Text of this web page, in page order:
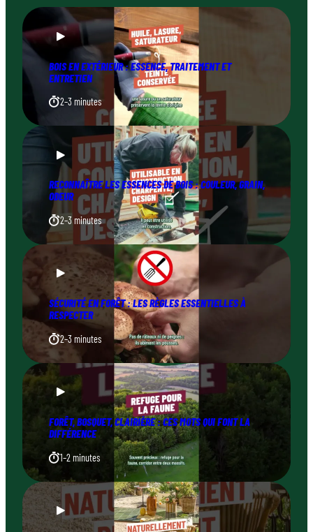
BOIS EN EXTÉRIEUR : ESSENCE, TRAITEMENT ET
ENTRETIEN
2–3 minutes
RECONNAÎTRE LES ESSENCES DE BOIS : COULEUR, GRAIN,
ODEUR
2–3 minutes
SÉCURITÉ EN FORÊT : LES RÈGLES ESSENTIELLES À
RESPECTER
2–3 minutes
FORÊT, BOSQUET, CLAIRIÈRE : CES MOTS QUI FONT LA
DIFFÉRENCE
1–2 minutes